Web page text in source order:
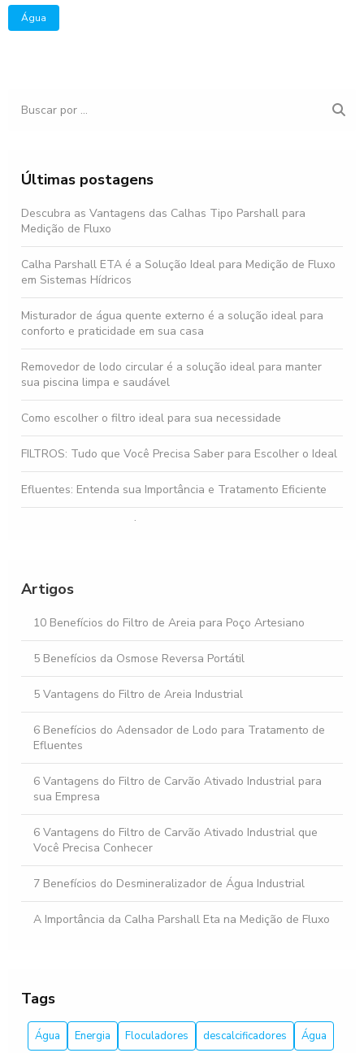
Água
Últimas postagens
Descubra as Vantagens das Calhas Tipo Parshall para
Medição de Fluxo
Calha Parshall ETA é a Solução Ideal para Medição de Fluxo
em Sistemas Hídricos
Misturador de água quente externo é a solução ideal para
conforto e praticidade em sua casa
Removedor de lodo circular é a solução ideal para manter
sua piscina limpa e saudável
Como escolher o filtro ideal para sua necessidade
FILTROS: Tudo que Você Precisa Saber para Escolher o Ideal
Efluentes: Entenda sua Importância e Tratamento Eficiente
Gestão de Efluentes é Fundamental para a Sustentabilidade
Artigos
10 Benefícios do Filtro de Areia para Poço Artesiano
5 Benefícios da Osmose Reversa Portátil
5 Vantagens do Filtro de Areia Industrial
6 Benefícios do Adensador de Lodo para Tratamento de
Efluentes
6 Vantagens do Filtro de Carvão Ativado Industrial para
sua Empresa
6 Vantagens do Filtro de Carvão Ativado Industrial que
Você Precisa Conhecer
7 Benefícios do Desmineralizador de Água Industrial
A Importância da Calha Parshall Eta na Medição de Fluxo
Abrandador de Água para Caldeira: O Guia Completo
Abrandador Industrial: Como Escolher o Melhor
Tags
Água Energia Floculadores descalcificadores Água